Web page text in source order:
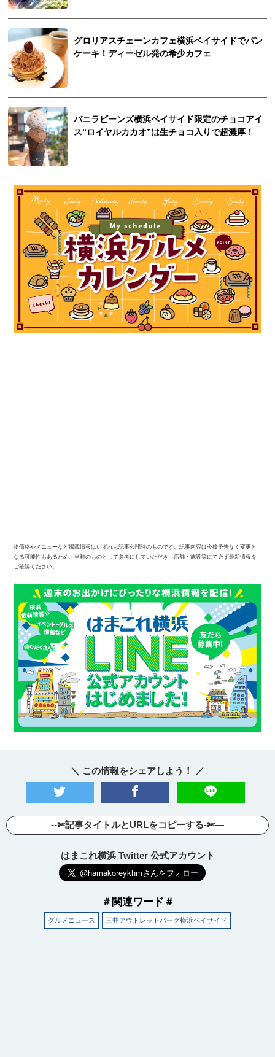
グロリアスチェーンカフェ横浜ベイサイドでパン
ケーキ！ディーゼル発の希少カフェ
バニラビーンズ横浜ベイサイド限定のチョコアイ
ス“ロイヤルカカオ”は生チョコ入りで超濃厚！
※価格やメニューなど掲載情報はいずれも記事公開時のものです。記事内容は今後予告なく変更と
なる可能性もあるため、当時のものとして参考にしていただき、店舗・施設等にて必ず最新情報を
ご確認ください。
＼ この情報をシェアしよう！ ／
--✄記事タイトルとURLをコピーする-✄—
はまこれ横浜 Twitter 公式アカウント
＃関連ワード＃
グルメニュース 三井アウトレットパーク横浜ベイサイド